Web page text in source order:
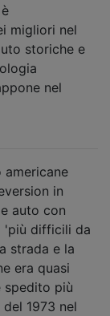
migliori nel
storiche e
nel
in
auto con
'più difficili da
strada e la
era quasi
spedito più
1973 nel